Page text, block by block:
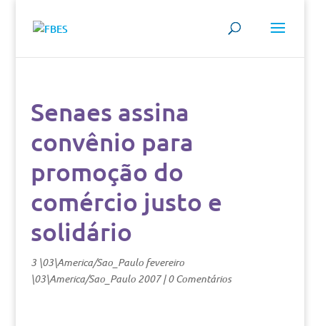
Senaes assina
convênio para
promoção do
comércio justo e
solidário
3 \03\America/Sao_Paulo fevereiro
\03\America/Sao_Paulo 2007|0 Comentários